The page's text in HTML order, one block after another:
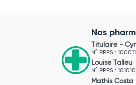
Nos
Titulaire -
N° RPPS :
Louise Talleu
N° RPPS :
Mathis Costa